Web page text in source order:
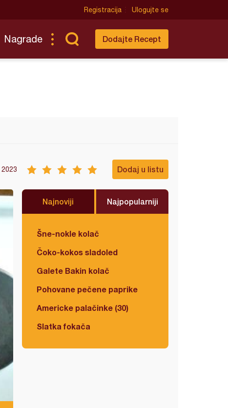
Registracija Ulogujte se
Nagrade Dodajte Recept
2023 Dodaj u listu
Najnoviji Najpopularniji
Šne-nokle kolač
Čoko-kokos sladoled
Galete Bakin kolač
Pohovane pečene paprike
Americke palačinke (30)
Slatka fokača